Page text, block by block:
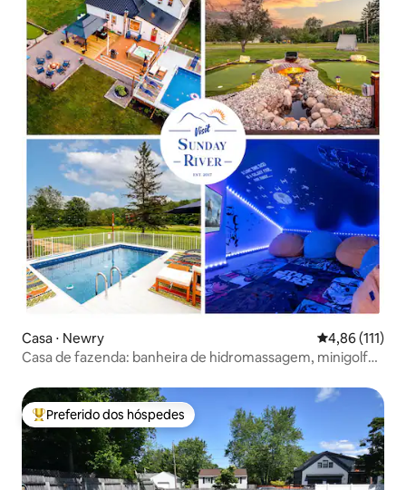
Casa ⋅ Newry 4,86 de uma
4,86 (111)
Casa de fazenda: banheira de hidromassagem, minigolfe,
Entre os melhores preferidos dos hóspedes
Preferido dos hóspedes